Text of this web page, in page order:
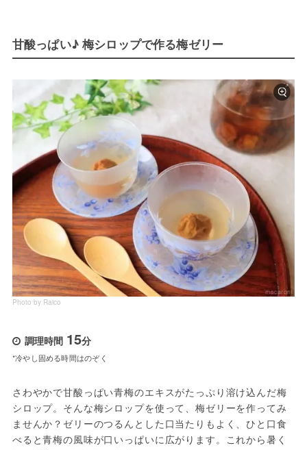
甘酸っぱい♪ 梅シロップで作る梅ゼリー
Photo by Raico
調理時間 15分
*冷やし固める時間はのぞく
さわやかで甘酸っぱい青梅のエキスがたっぷり溶け込んだ梅
シロップ。そんな梅シロップを使って、梅ゼリーを作ってみ
ませんか？ゼリーのつるんとした口当たりもよく、ひと口食
べると青梅の風味が口いっぱいに広がります。これから暑く